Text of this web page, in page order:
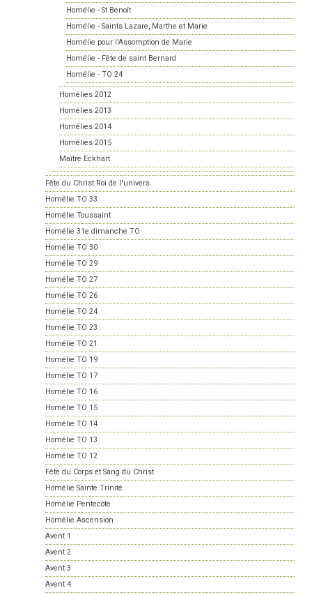
Homélie - St Benoît
Homélie - Saints Lazare, Marthe et Marie
Homélie pour l'Assomption de Marie
Homélie - Fête de saint Bernard
Homélie - TO 24
Homélies 2012
Homélies 2013
Homélies 2014
Homélies 2015
Maître Eckhart
Fête du Christ Roi de l'univers
Homélie TO 33
Homélie Toussaint
Homélie 31e dimanche TO
Homélie TO 30
Homélie TO 29
Homélie TO 27
Homélie TO 26
Homélie TO 24
Homélie TO 23
Homélie TO 21
Homélie TO 19
Homélie TO 17
Homélie TO 16
Homélie TO 15
Homélie TO 14
Homélie TO 13
Homélie TO 12
Fête du Corps et Sang du Christ
Homélie Sainte Trinité
Homélie Pentecôte
Homélie Ascension
Avent 1
Avent 2
Avent 3
Avent 4